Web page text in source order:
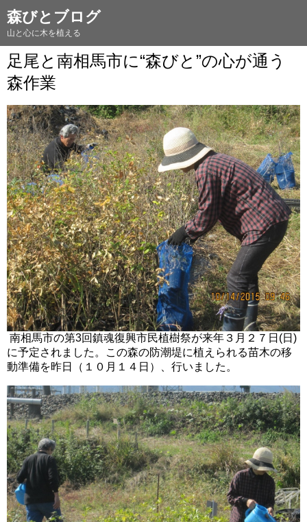
森びとブログ
山と心に木を植える
足尾と南相馬市に“森びと”の心が通う
森作業
南相馬市の第3回鎮魂復興市民植樹祭が来年３月２７日(日)
に予定されました。この森の防潮堤に植えられる苗木の移
動準備を昨日（１０月１４日）、行いました。